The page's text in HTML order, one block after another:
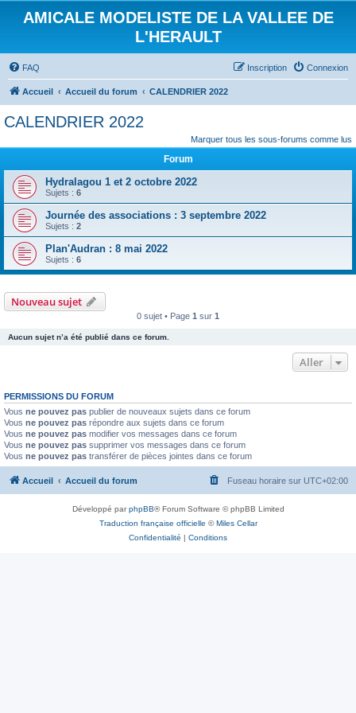
AMICALE MODELISTE DE LA VALLEE DE
L'HERAULT
FAQ Connexion
Inscription
Accueil Accueil du forum CALENDRIER 2022
CALENDRIER 2022
Marquer tous les sous-forums comme lus
Forum
Hydralagou 1 et 2 octobre 2022
Sujets : 6
Journée des associations : 3 septembre 2022
Sujets : 2
Plan'Audran : 8 mai 2022
Sujets : 6
Nouveau sujet
0 sujet • Page 1 sur 1
Aucun sujet n’a été publié dans ce forum.
Aller
PERMISSIONS DU FORUM
Vous ne pouvez pas publier de nouveaux sujets dans ce forum
Vous ne pouvez pas répondre aux sujets dans ce forum
Vous ne pouvez pas modifier vos messages dans ce forum
Vous ne pouvez pas supprimer vos messages dans ce forum
Vous ne pouvez pas transférer de pièces jointes dans ce forum
Accueil Accueil du forum Fuseau horaire sur UTC+02:00
Développé parphpBB® Forum Software © phpBB Limited
Traduction française officielle ©Miles Cellar
Confidentialité | Conditions